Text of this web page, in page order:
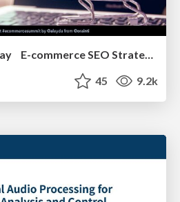
Building a Modern Day E-commerce SEO Strategy
45 9.2k